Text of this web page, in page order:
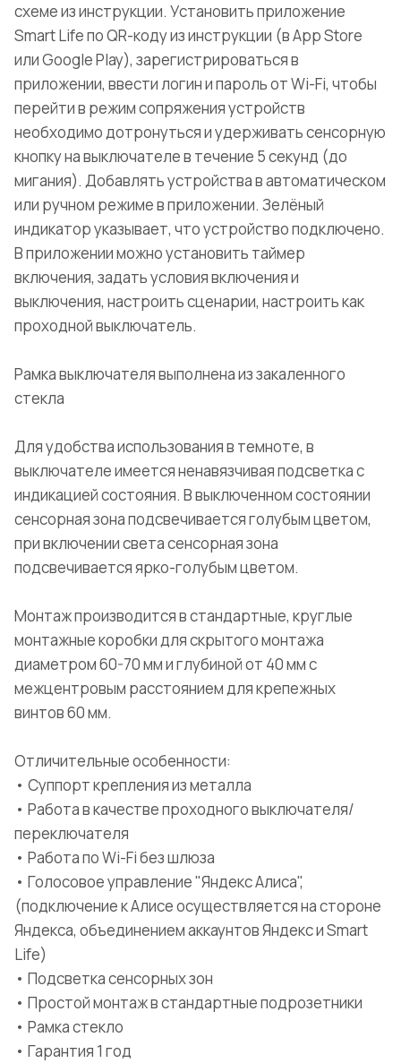
схеме из инструкции. Установить приложение
Smart Life по QR-коду из инструкции (в App Store
или Google Play), зарегистрироваться в
приложении, ввести логин и пароль от Wi-Fi, чтобы
перейти в режим сопряжения устройств
необходимо дотронуться и удерживать сенсорную
кнопку на выключателе в течение 5 секунд (до
мигания). Добавлять устройства в автоматическом
или ручном режиме в приложении. Зелёный
индикатор указывает, что устройство подключено.
В приложении можно установить таймер
включения, задать условия включения и
выключения, настроить сценарии, настроить как
проходной выключатель.
Рамка выключателя выполнена из закаленного
стекла
Для удобства использования в темноте, в
выключателе имеется ненавязчивая подсветка с
индикацией состояния. В выключенном состоянии
сенсорная зона подсвечивается голубым цветом,
при включении света сенсорная зона
подсвечивается ярко-голубым цветом.
Монтаж производится в стандартные, круглые
монтажные коробки для скрытого монтажа
диаметром 60-70 мм и глубиной от 40 мм с
межцентровым расстоянием для крепежных
винтов 60 мм.
Отличительные особенности:
• Суппорт крепления из металла
• Работа в качестве проходного выключателя/
переключателя
• Работа по Wi-Fi без шлюза
• Голосовое управление "Яндекс Алиса",
(подключение к Алисе осуществляется на стороне
Яндекса, объединением аккаунтов Яндекс и Smart
Life)
• Подсветка сенсорных зон
• Простой монтаж в стандартные подрозетники
• Рамка стекло
• Гарантия 1 год